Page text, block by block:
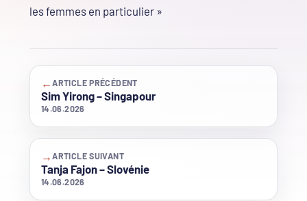
les femmes en particulier »
←ARTICLE PRÉCÉDENT
Sim Yirong – Singapour
14.06.2026
→ARTICLE SUIVANT
Tanja Fajon – Slovénie
14.06.2026